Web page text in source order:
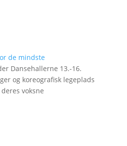
de mindste
Dansehallerne 13.-16.
og koreografisk legeplads
voksne